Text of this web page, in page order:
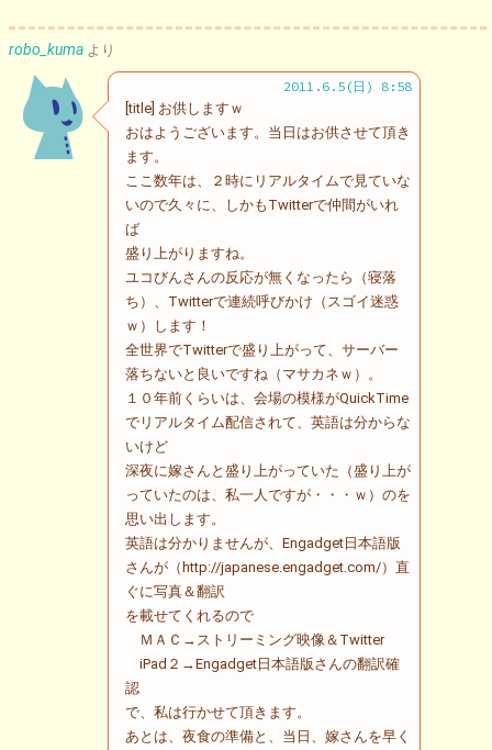
robo_kuma より
2011.6.5(日) 8:58
[title] お供しますｗ
おはようございます。当日はお供させて頂き
ます。
ここ数年は、２時にリアルタイムで見ていな
いので久々に、しかもTwitterで仲間がいれ
ば
盛り上がりますね。
ユコびんさんの反応が無くなったら（寝落
ち）、Twitterで連続呼びかけ（スゴイ迷惑
ｗ）します！
全世界でTwitterで盛り上がって、サーバー
落ちないと良いですね（マサカネｗ）。
１０年前くらいは、会場の模様がQuickTime
でリアルタイム配信されて、英語は分からな
いけど
深夜に嫁さんと盛り上がっていた（盛り上が
っていたのは、私一人ですが・・・ｗ）のを
思い出します。
英語は分かりませんが、Engadget日本語版
さんが（http://japanese.engadget.com/）直
ぐに写真＆翻訳
を載せてくれるので
ＭＡＣ→ストリーミング映像＆Twitter
iPad２→Engadget日本語版さんの翻訳確
認
で、私は行かせて頂きます。
あとは、夜食の準備と、当日、嫁さんを早く